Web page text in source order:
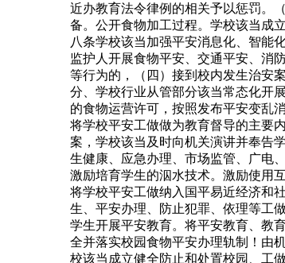
近办教育法令律例的相关予以惩罚。
备。公开食物加工过程。学校该当成
八条学校该当加强平安消息化、智能
监护人开展食物平安、交通平安、消
等行为的，（四）接到校内发生治安
分、学校行业从管部分该当常态化开
的食物运营许可，按照发布平安变乱
将学校平安工做做为教育督导的主要
案，学校该当及时向机关演讲并奉告
生健康、应急办理、市场监管、广电
激励培育学生的泅水技术。激励使用
将学校平安工做纳入国平易近经济和
生、平安办理、防止犯罪、依理等工
学生开展平安教育。将平安教育、教
全并落实校园食物平安办理轨制！由
校该当成立健全防止和处置校园、工